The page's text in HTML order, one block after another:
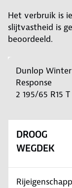
Het verbruik is
slijtvastheid is
beoordeeld.
Dunlop Winter
Response
2 195/65 R15 T
DROOG
WEGDEK